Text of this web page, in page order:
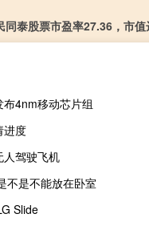
同泰股票市盈率27.36，市
4nm移动芯片组
进度
人驾驶飞机
不是不能放在卧室
Slide